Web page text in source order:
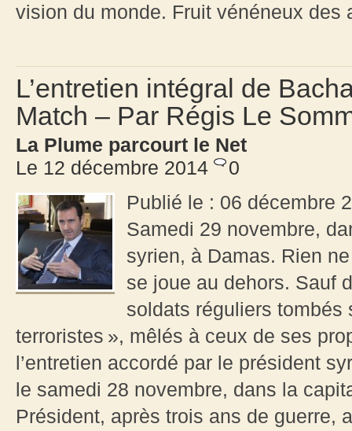
vision du monde. Fruit vénéneux des
L’entretien intégral de
Match – Par Régis Le
La Plume parcourt le Net
Le 12 décembre 2014
0
Publié le : 06 décembre
Samedi 29 novembre,
syrien, à Damas. Rien
se joue au dehors. Sauf
soldats réguliers tombés
terroristes », mêlés à ceux de ses
l’entretien accordé par le président
le samedi 28 novembre, dans la
Président, après trois ans de guerre,